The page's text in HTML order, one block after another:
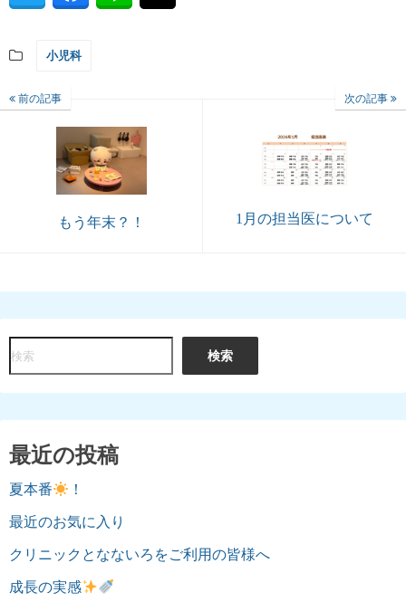
小児科
前の記事
もう年末？！
次の記事
1月の担当医について
検
索
検索
最近の投稿
夏本番 ！
最近のお気に入り
クリニックとなないろをご利用の皆様へ
成長の実感